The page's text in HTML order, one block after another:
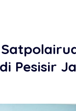
Pesisir